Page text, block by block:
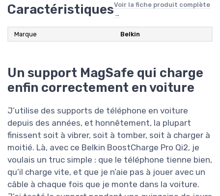
CaractéristiquesVoir la fiche produit complète
→
Marque Belkin
Un support MagSafe qui charge
enfin correctement en voiture
J’utilise des supports de téléphone en voiture
depuis des années, et honnêtement, la plupart
finissent soit à vibrer, soit à tomber, soit à charger à
moitié. Là, avec ce Belkin BoostCharge Pro Qi2, je
voulais un truc simple : que le téléphone tienne bien,
qu’il charge vite, et que je n’aie pas à jouer avec un
câble à chaque fois que je monte dans la voiture.